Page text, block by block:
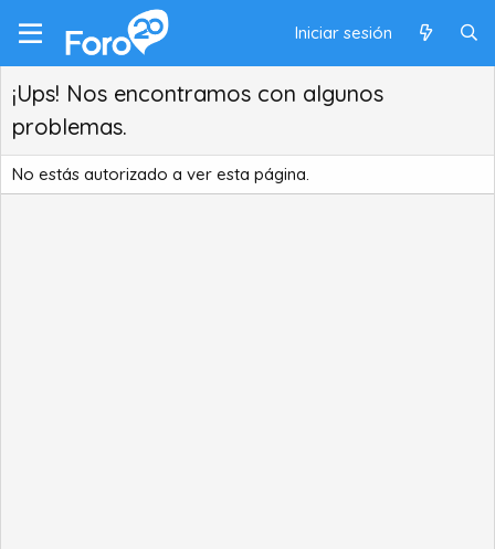
Iniciar sesión
¡Ups! Nos encontramos con algunos
problemas.
No estás autorizado a ver esta página.